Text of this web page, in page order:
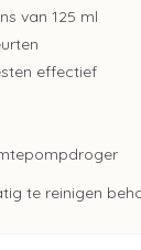
van 125 ml
effectief
te reinigen